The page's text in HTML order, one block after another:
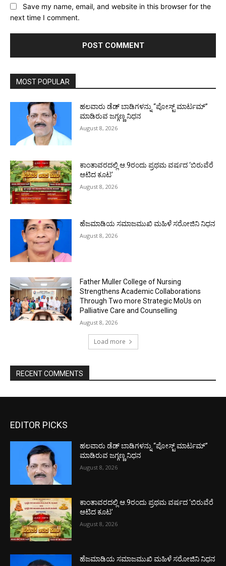
Save my name, email, and website in this browser for the
next time I comment.
MOST POPULAR
ಹಲವಾರು ಡೆಡ್ ಬಾಡಿಗಳನ್ನು “ಪೋಸ್ಟ್ ಮಾರ್ಟಮ್”
ಮಾಡಿರುವ ಜಗ್ಗಣ್ಣ ನಿಧನ
August 8, 2026
ಕಾಂತಾವರದಲ್ಲಿ ಆ.9ರಂದು ಪ್ರಥಮ ವರ್ಷದ ‘ಬಿರುವೆರೆ
ಆಟಿದ ಕೂಟ’
August 8, 2026
ಹೆಜಮಾಡಿಯ ಸಮಾಜಮುಖಿ ಮಹಿಳೆ ಸರೋಜಿನಿ ನಿಧನ
August 8, 2026
Father Muller College of Nursing
Strengthens Academic Collaborations
Through Two more Strategic MoUs on
Palliative Care and Counselling
August 8, 2026
Load more
RECENT COMMENTS
EDITOR PICKS
ಹಲವಾರು ಡೆಡ್ ಬಾಡಿಗಳನ್ನು “ಪೋಸ್ಟ್ ಮಾರ್ಟಮ್”
ಮಾಡಿರುವ ಜಗ್ಗಣ್ಣ ನಿಧನ
August 8, 2026
ಕಾಂತಾವರದಲ್ಲಿ ಆ.9ರಂದು ಪ್ರಥಮ ವರ್ಷದ ‘ಬಿರುವೆರೆ
ಆಟಿದ ಕೂಟ’
August 8, 2026
ಹೆಜಮಾಡಿಯ ಸಮಾಜಮುಖಿ ಮಹಿಳೆ ಸರೋಜಿನಿ ನಿಧನ